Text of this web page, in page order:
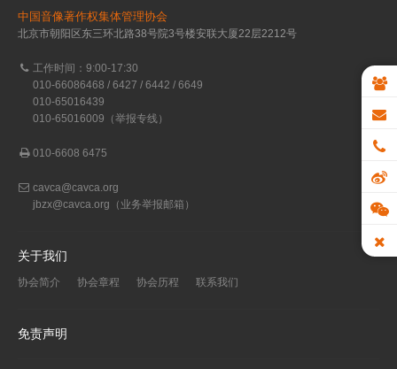
中国音像著作权集体管理协会
北京市朝阳区东三环北路38号院3号楼安联大厦22层2212号
工作时间：9:00-17:30
010-66086468 / 6427 / 6442 / 6649
010-65016439
010-65016009（举报专线）
010-6608 6475
cavca@cavca.org
jbzx@cavca.org （业务举报邮箱）
关于我们
协会简介 协会章程 协会历程 联系我们
免责声明